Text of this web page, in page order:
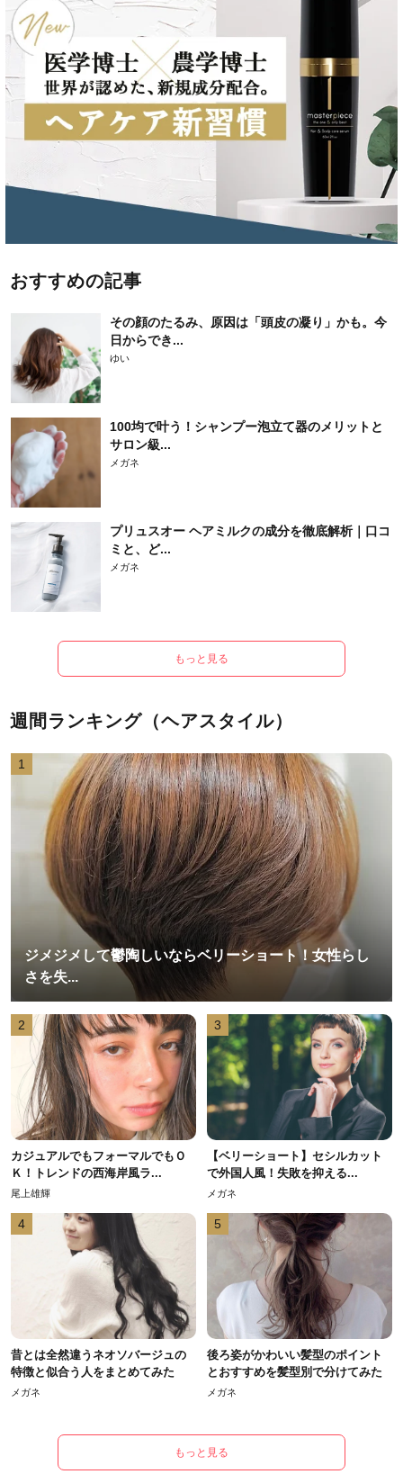
おすすめの記事
その顔のたるみ、原因は「頭皮の凝り」かも。今
日からでき...
ゆい
100均で叶う！シャンプー泡立て器のメリットと
サロン級...
メガネ
プリュスオー ヘアミルクの成分を徹底解析｜口コ
ミと、ど...
メガネ
もっと見る
週間ランキング（ヘアスタイル）
1
ジメジメして鬱陶しいならベリーショート！女性らし
さを失...
2
カジュアルでもフォーマルでもＯ
Ｋ！トレンドの西海岸風ラ...
尾上雄輝
3
【ベリーショート】セシルカット
で外国人風！失敗を抑える...
メガネ
4
昔とは全然違うネオソバージュの
特徴と似合う人をまとめてみた
メガネ
5
後ろ姿がかわいい髪型のポイント
とおすすめを髪型別で分けてみた
メガネ
もっと見る